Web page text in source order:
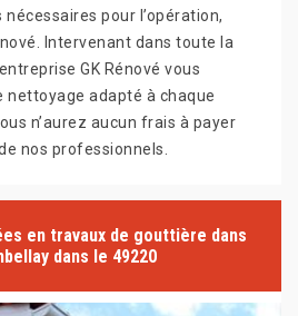
pour l’opération,
Intervenant dans toute la
GK Rénové vous
nettoyage adapté à chaque
n’aurez aucun frais à payer
nos professionnels.
en travaux de gouttière dans
dans le 49220